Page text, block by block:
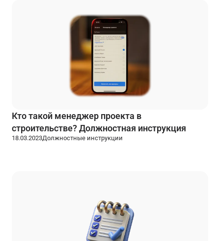
Кто такой менеджер проекта в
строительстве? Должностная инструкция
18.03.2023Должностные инструкции